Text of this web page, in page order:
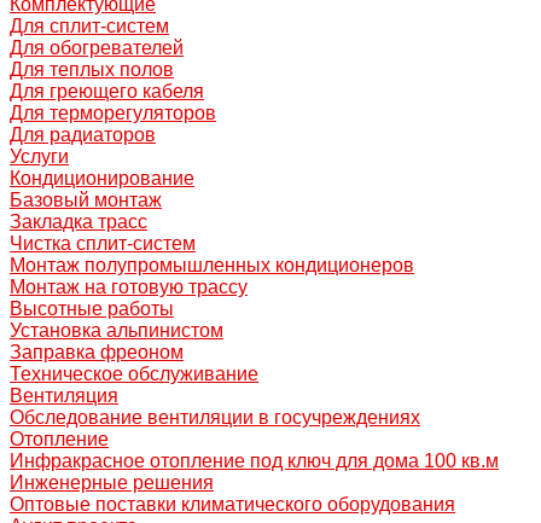
Комплектующие
Для сплит-систем
Для обогревателей
Для теплых полов
Для греющего кабеля
Для терморегуляторов
Для радиаторов
Услуги
Кондиционирование
Базовый монтаж
Закладка трасс
Чистка сплит-систем
Монтаж полупромышленных кондиционеров
Монтаж на готовую трассу
Высотные работы
Установка альпинистом
Заправка фреоном
Техническое обслуживание
Вентиляция
Обследование вентиляции в госучреждениях
Отопление
Инфракрасное отопление под ключ для дома 100 кв.м
Инженерные решения
Оптовые поставки климатического оборудования